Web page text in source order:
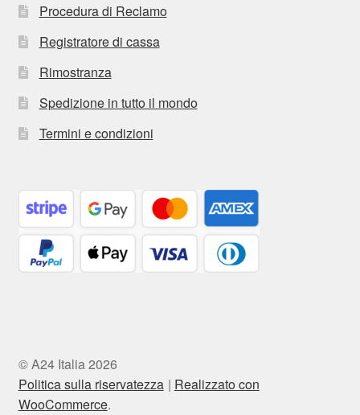
Procedura di Reclamo
Registratore di cassa
Rimostranza
Spedizione in tutto il mondo
Termini e condizioni
© A24 Italia 2026
Politica sulla riservatezza
Realizzato con
WooCommerce.